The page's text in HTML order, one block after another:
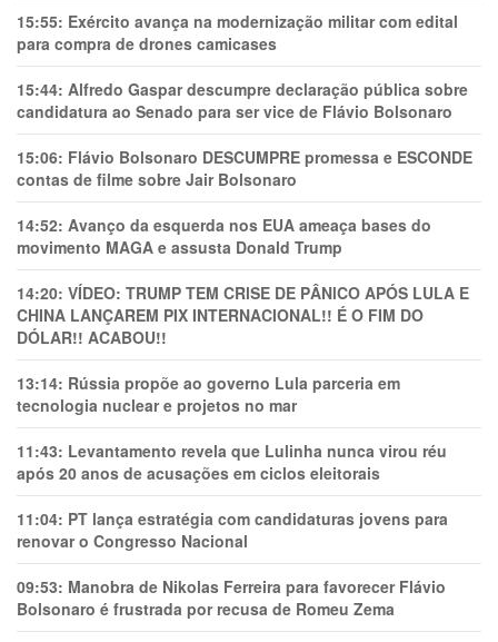
15:55: Exército avança na modernização militar com edital
para compra de drones camicases
15:44: Alfredo Gaspar descumpre declaração pública sobre
candidatura ao Senado para ser vice de Flávio Bolsonaro
15:06: Flávio Bolsonaro DESCUMPRE promessa e ESCONDE
contas de filme sobre Jair Bolsonaro
14:52: Avanço da esquerda nos EUA ameaça bases do
movimento MAGA e assusta Donald Trump
14:20: VÍDEO: TRUMP TEM CRlSE DE PÂNlCO APÓS LULA E
CHINA LANÇAREM PIX INTERNACIONAL!! É O FIM DO
DÓLAR!! ACABOU!!
13:14: Rússia propõe ao governo Lula parceria em
tecnologia nuclear e projetos no mar
11:43: Levantamento revela que Lulinha nunca virou réu
após 20 anos de acusações em ciclos eleitorais
11:04: PT lança estratégia com candidaturas jovens para
renovar o Congresso Nacional
09:53: Manobra de Nikolas Ferreira para favorecer Flávio
Bolsonaro é frustrada por recusa de Romeu Zema